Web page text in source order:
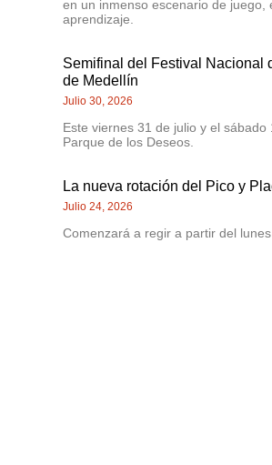
en un inmenso escenario de juego,
aprendizaje.
Semifinal del Festival Nacional
de Medellín
Julio 30, 2026
Este viernes 31 de julio y el sábado
Parque de los Deseos.
La nueva rotación del Pico y
Julio 24, 2026
Comenzará a regir a partir del